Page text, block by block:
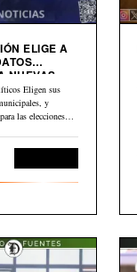
ELIGE A
NUEVAS
Eligen sus
y
las elecciones